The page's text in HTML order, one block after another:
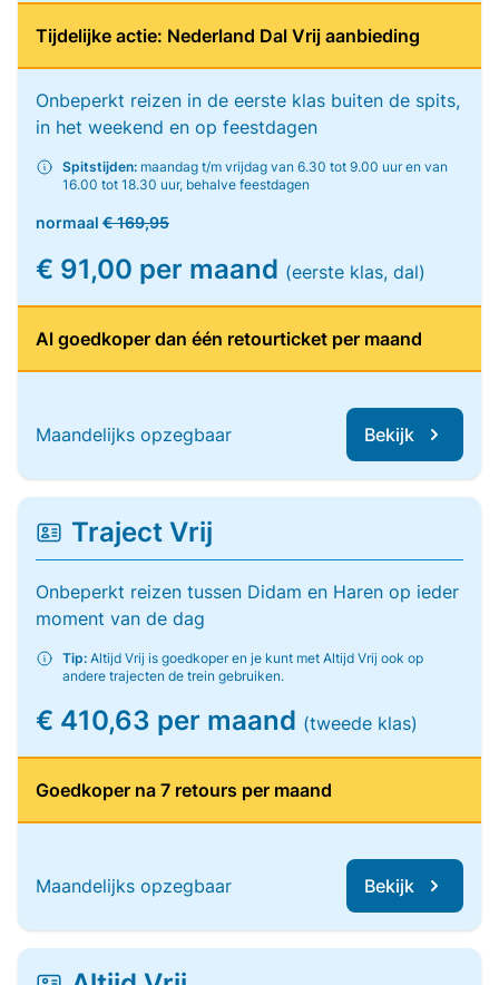
Tijdelijke actie: Nederland Dal Vrij aanbieding
Onbeperkt reizen in de eerste klas buiten de spits,
in het weekend en op feestdagen
Spitstijden: maandag t/m vrijdag van 6.30 tot 9.00 uur en van
16.00 tot 18.30 uur, behalve feestdagen
normaal € 169,95
€ 91,00 per maand (eerste klas, dal)
Al goedkoper dan één retourticket per maand
Maandelijks opzegbaar Bekijk
Traject Vrij
Onbeperkt reizen tussen Didam en Haren op ieder
moment van de dag
Tip: Altijd Vrij is goedkoper en je kunt met Altijd Vrij ook op
andere trajecten de trein gebruiken.
€ 410,63 per maand (tweede klas)
Goedkoper na 7 retours per maand
Maandelijks opzegbaar Bekijk